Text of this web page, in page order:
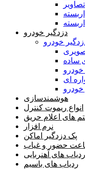
دزدگیر خودرو
خودرو
ساده
خودرو
ای
خودرو
هوشمندسازی
انواع ریموت کنترل
های اعلام حریق
نرم افزار
پک دزدگیر اماکن
حضور و غیاب
ردیاب های آهنربایی
ردیاب های باسیم